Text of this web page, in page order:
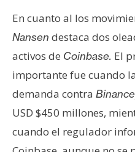
e
c
u
r
o
s
En cuanto al los
Nansen destaca dos
activos de Coinbase. El
importante fue cuando la
demanda contra
USD $450 millones,
cuando el regulador